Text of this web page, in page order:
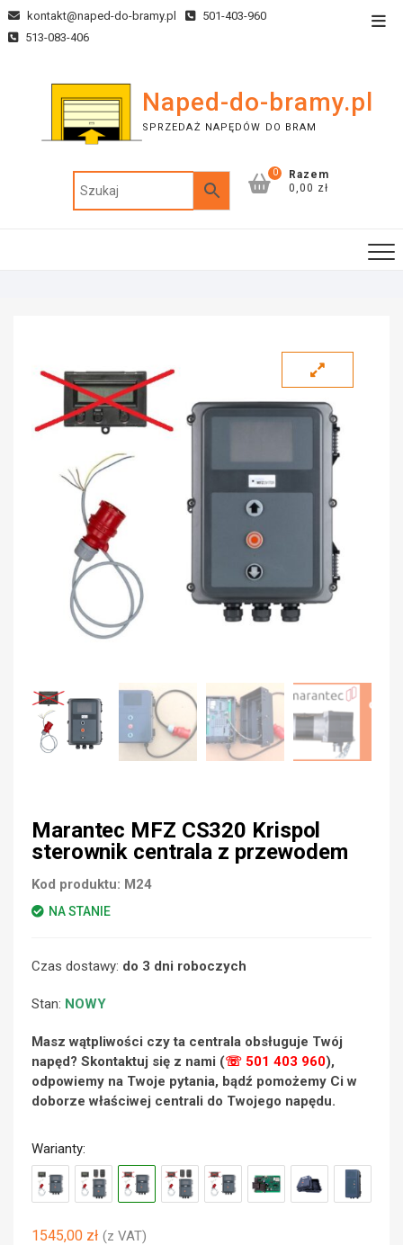
kontakt@naped-do-bramy.pl
501-403-960
513-083-406
Naped-do-bramy.pl
SPRZEDAŻ NAPĘDÓW DO BRAM
0
Razem
0,00 zł
Marantec MFZ CS320 Krispol
sterownik centrala z przewodem
Kod produktu: M24
NA STANIE
Czas dostawy: do 3 dni roboczych
Stan: NOWY
Masz wątpliwości czy ta centrala obsługuje Twój
napęd? Skontaktuj się z nami (☏ 501 403 960),
odpowiemy na Twoje pytania, bądź pomożemy Ci w
doborze właściwej centrali do Twojego napędu.
Warianty:
1545,00 zł (z VAT)